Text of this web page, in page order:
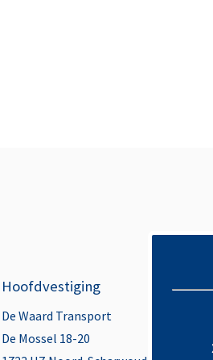
Hoofdvestiging
De Waard Transport
De Mossel 18-20